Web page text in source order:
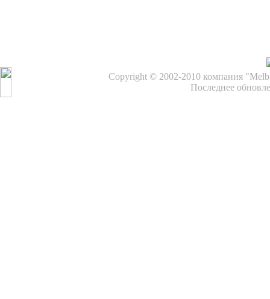
Copyright © 2002-2010 компания
Последнее